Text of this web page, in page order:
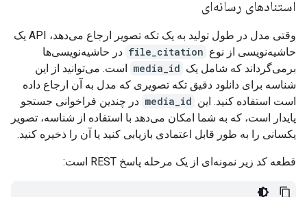
استنادهای رسانه‌ای
وقتی مدل در طول تولید به یک تکه تصویر ارجاع می‌دهد، API یک
حاشیه‌نویسی از نوع file_citation در حاشیه‌نویسی‌ها
برمی‌گرداند که شامل یک media_id است. می‌توانید از این
شناسه برای دانلود دقیق تکه تصویری که مدل به آن ارجاع داده
است استفاده کنید. این media_id در چندین فراخوانی جستجو
پایدار است، که به شما امکان می‌دهد با استفاده از شناسه، تصویر
یکسانی را به طور قابل اعتمادی بازیابی کنید یا آن را ذخیره کنید.
قطعه کد زیر نمونه‌ای از یک مرحله پاسخ REST است: